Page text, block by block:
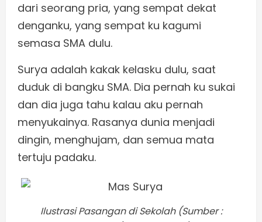
dari seorang pria, yang sempat dekat
denganku, yang sempat ku kagumi
semasa SMA dulu.
Surya adalah kakak kelasku dulu, saat
duduk di bangku SMA. Dia pernah ku sukai
dan dia juga tahu kalau aku pernah
menyukainya. Rasanya dunia menjadi
dingin, menghujam, dan semua mata
tertuju padaku.
Ilustrasi Pasangan di Sekolah (Sumber :